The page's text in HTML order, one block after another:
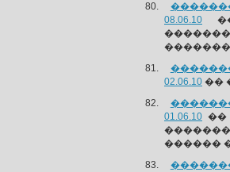
08.06.10
02.06.10 ��
01.06.10 ��
������